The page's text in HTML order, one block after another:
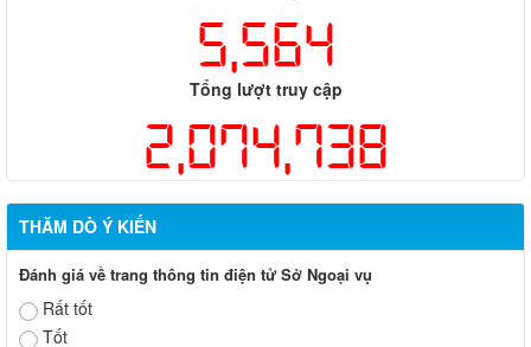
5,564
Tổng lượt truy cập
2,074,738
THĂM DÒ Ý KIẾN
Đánh giá về trang thông tin điện tử Sở Ngoại vụ
Rất tốt
Tốt